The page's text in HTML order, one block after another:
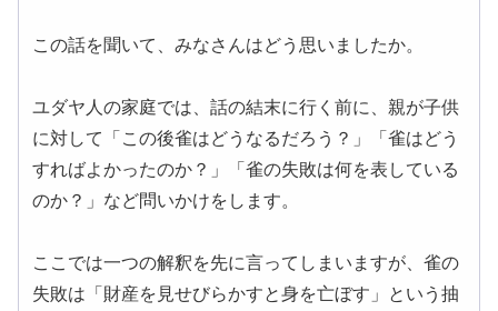
この話を聞いて、みなさんはどう思いましたか。
ユダヤ人の家庭では、話の結末に行く前に、親が子供
に対して「この後雀はどうなるだろう？」「雀はどう
すればよかったのか？」「雀の失敗は何を表している
のか？」など問いかけをします。
ここでは一つの解釈を先に言ってしまいますが、雀の
失敗は「財産を見せびらかすと身を亡ぼす」という抽